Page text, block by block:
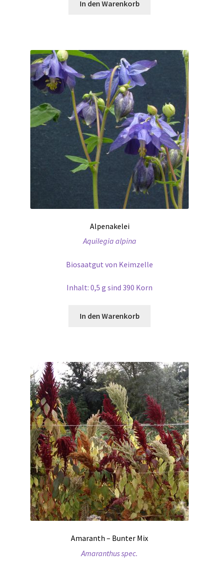
In den Warenkorb
Alpenakelei
Aquilegia alpina
Biosaatgut von Keimzelle
Inhalt: 0,5 g sind 390 Korn
In den Warenkorb
Amaranth – Bunter Mix
Amaranthus spec.